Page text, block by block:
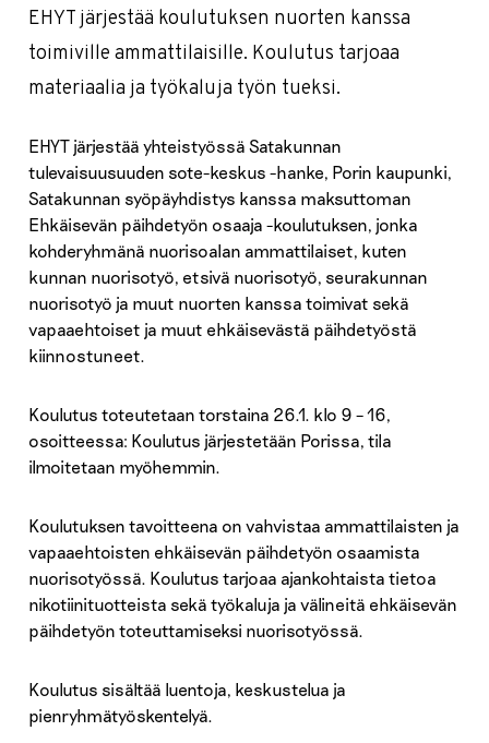
EHYT järjestää koulutuksen nuorten kanssa
toimiville ammattilaisille. Koulutus tarjoaa
materiaalia ja työkaluja työn tueksi.
EHYT järjestää yhteistyössä Satakunnan
tulevaisuusuuden sote-keskus -hanke, Porin kaupunki,
Satakunnan syöpäyhdistys kanssa maksuttoman
Ehkäisevän päihdetyön osaaja -koulutuksen, jonka
kohderyhmänä nuorisoalan ammattilaiset, kuten
kunnan nuorisotyö, etsivä nuorisotyö, seurakunnan
nuorisotyö ja muut nuorten kanssa toimivat sekä
vapaaehtoiset ja muut ehkäisevästä päihdetyöstä
kiinnostuneet.
Koulutus toteutetaan torstaina 26.1. klo 9 – 16,
osoitteessa: Koulutus järjestetään Porissa, tila
ilmoitetaan myöhemmin.
Koulutuksen tavoitteena on vahvistaa ammattilaisten ja
vapaaehtoisten ehkäisevän päihdetyön osaamista
nuorisotyössä. Koulutus tarjoaa ajankohtaista tietoa
nikotiinituotteista sekä työkaluja ja välineitä ehkäisevän
päihdetyön toteuttamiseksi nuorisotyössä.
Koulutus sisältää luentoja, keskustelua ja
pienryhmätyöskentelyä.